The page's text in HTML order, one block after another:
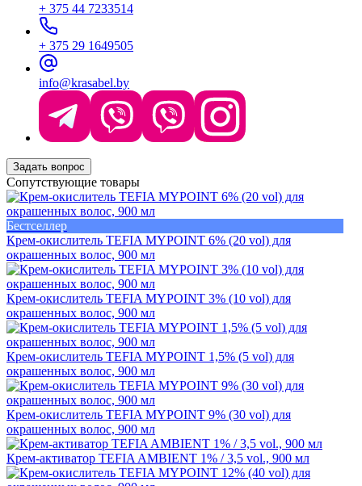
+ 375 44 7233514
+ 375 29 1649505
info@krasabel.by
Задать вопрос
Сопутствующие товары
Бестселлер
Крем-окислитель TEFIA MYPOINT 6% (20 vol) для
окрашенных волос, 900 мл
Крем-окислитель TEFIA MYPOINT 3% (10 vol) для
окрашенных волос, 900 мл
Крем-окислитель TEFIA MYPOINT 1,5% (5 vol) для
окрашенных волос, 900 мл
Крем-окислитель TEFIA MYPOINT 9% (30 vol) для
окрашенных волос, 900 мл
Крем-активатор TEFIA AMBIENT 1% / 3,5 vol., 900 мл